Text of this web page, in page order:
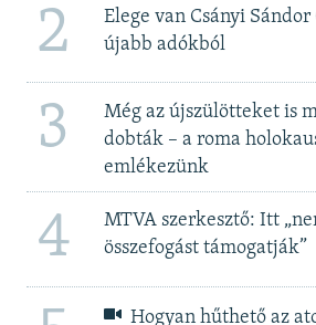
2
Elege van Csányi
újabb adókból
3
Még az újszülötteket is
dobták – a roma
emlékezünk
4
MTVA szerkesztő: Itt
összefogást támogatják”
Hogyan hűthető az